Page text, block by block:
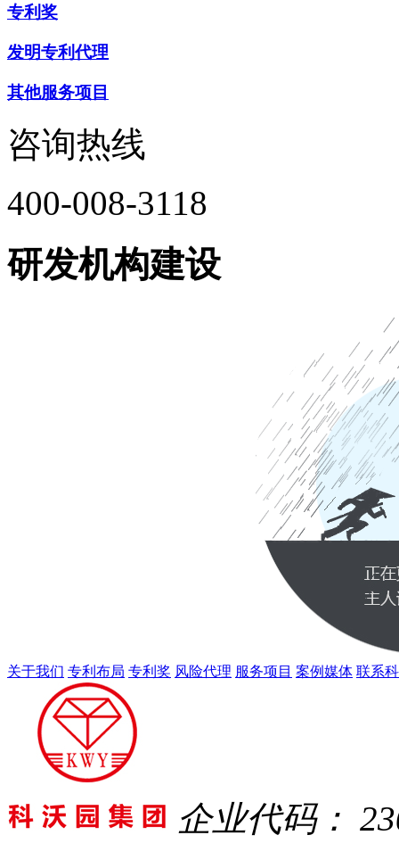
专利奖
发明专利代理
其他服务项目
咨询热线
400-008-3118
研发机构建设
关于我们 专利布局 专利奖 风险代理 服务项目 案例媒体 联系
企业代码：